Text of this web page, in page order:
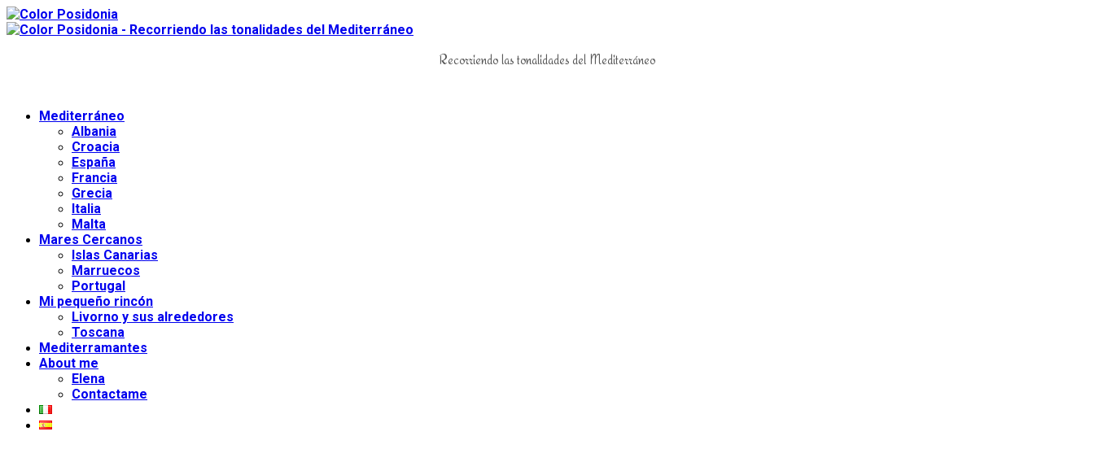
Recorriendo las tonalidades del Mediterráneo
Mediterráneo
Albania
Croacia
España
Francia
Grecia
Italia
Malta
Mares Cercanos
Islas Canarias
Marruecos
Portugal
Mi pequeño rincón
Livorno y sus alrededores
Toscana
Mediterramantes
About me
Elena
Contactame